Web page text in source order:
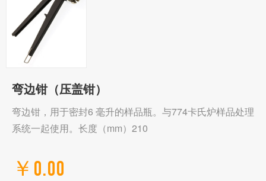
弯边钳（压盖钳）
弯边钳，用于密封6 毫升的样品瓶。与774卡氏炉样品处理
系统一起使用。长度（mm）210
￥0.00